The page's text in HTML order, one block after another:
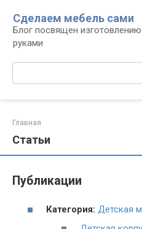
контенту
Сделаем мебель сами
Блог посвящен
руками
Главная
Статьи
Публикации
Категория: Детская